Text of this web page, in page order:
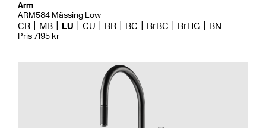
Arm
ARM584 Mässing Low
CR MB LU CU BR BC BrBC BrHG BN
Pris 7195 kr